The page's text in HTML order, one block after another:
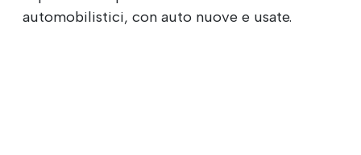
automobilistici, con auto nuove e usate.